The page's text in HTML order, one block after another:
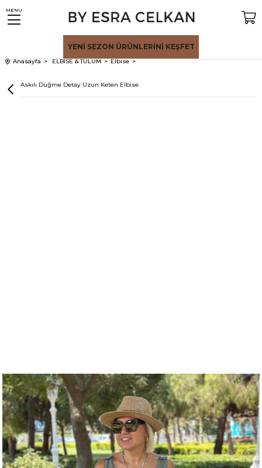
MENU
YENİ SEZON ÜRÜNLERİNİ KEŞFET
Anasayfa ELBİSE & TULUM Elbise
Haki Askılı Düğme Detay Uzun Keten Elbise